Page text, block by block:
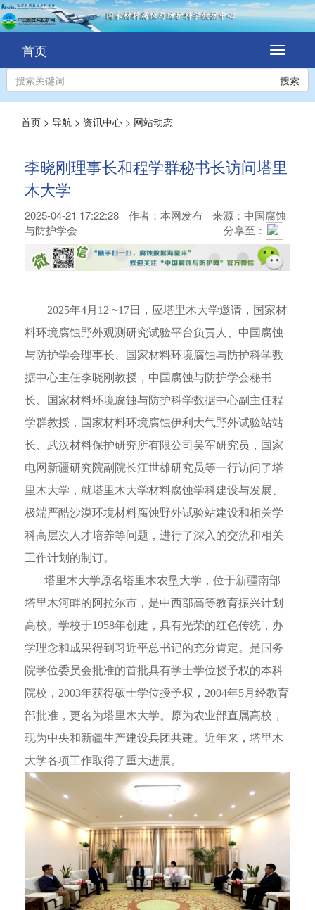
切
换
导
航
首页
搜索
首页 > 导航 > 资讯中心 > 网站动态
李晓刚理事长和程学群秘书长访问塔里
木大学
2025-04-21 17:22:28 作者： 本网发布
来源：中国腐蚀
与防护学会
分享至：
2025年4月12 ~17日，应塔里木大学邀请，国家材
料环境腐蚀野外观测研究试验平台负责人、中国腐蚀
与防护学会理事长、国家材料环境腐蚀与防护科学数
据中心主任李晓刚教授，中国腐蚀与防护学会秘书
长、国家材料环境腐蚀与防护科学数据中心副主任程
学群教授，国家材料环境腐蚀伊利大气野外试验站站
长、武汉材料保护研究所有限公司吴军研究员，国家
电网新疆研究院副院长江世雄研究员等一行访问了塔
里木大学，就塔里木大学材料腐蚀学科建设与发展、
极端严酷沙漠环境材料腐蚀野外试验站建设和相关学
科高层次人才培养等问题，进行了深入的交流和相关
工作计划的制订。
塔里木大学原名塔里木农垦大学，位于新疆南部
塔里木河畔的阿拉尔市，是中西部高等教育振兴计划
高校。学校于1958年创建，具有光荣的红色传统，办
学理念和成果得到习近平总书记的充分肯定。是国务
院学位委员会批准的首批具有学士学位授予权的本科
院校，2003年获得硕士学位授予权，2004年5月经教育
部批准，更名为塔里木大学。原为农业部直属高校，
现为中央和新疆生产建设兵团共建。近年来，塔里木
大学各项工作取得了重大进展。